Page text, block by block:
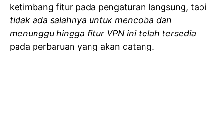
ketimbang fitur pada pengaturan langsung, tapi
tidak ada salahnya untuk mencoba dan
menunggu hingga fitur VPN ini telah tersedia
pada perbaruan yang akan datang.